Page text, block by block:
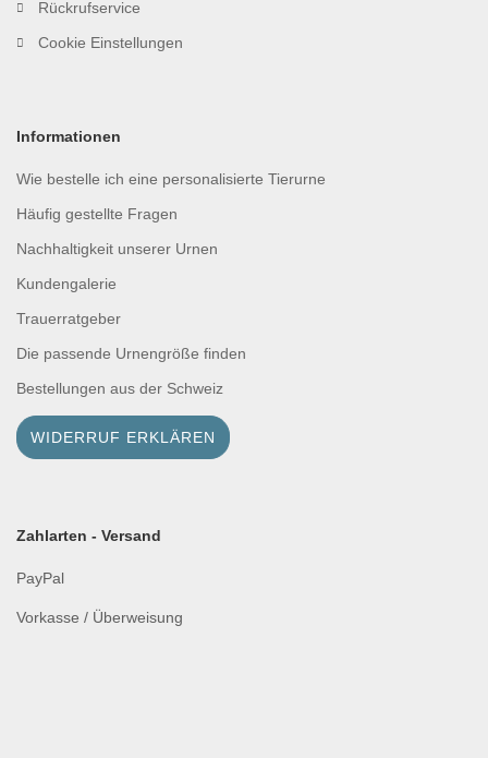
Rückrufservice
Cookie Einstellungen
Informationen
Wie bestelle ich eine personalisierte Tierurne
Häufig gestellte Fragen
Nachhaltigkeit unserer Urnen
Kundengalerie
Trauerratgeber
Die passende Urnengröße finden
Bestellungen aus der Schweiz
WIDERRUF ERKLÄREN
Zahlarten - Versand
PayPal
Vorkasse / Überweisung